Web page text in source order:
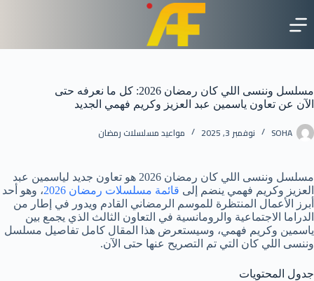
إلى
المحتوى
مسلسل وننسى اللي كان رمضان 2026: كل ما نعرفه حتى
الآن عن تعاون ياسمين عبد العزيز وكريم فهمي الجديد
SOHA نوفمبر 3, 2025 مواعيد مسلسلات رمضان
مسلسل وننسى اللي كان رمضان 2026 هو تعاون جديد لياسمين عبد
العزيز وكريم فهمي ينضم إلى قائمة مسلسلات رمضان 2026
، وهو أحد
أبرز الأعمال المنتظرة للموسم الرمضاني القادم ويدور في إطار من
الدراما الاجتماعية والرومانسية في التعاون الثالث الذي يجمع بين
ياسمين وكريم فهمي، وسيستعرض هذا المقال كامل تفاصيل مسلسل
وننسى اللي كان التي تم التصريح عنها حتى الآن.
جدول المحتويات